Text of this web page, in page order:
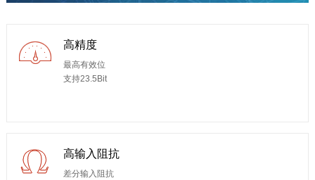
高精度
最高有效位
支持23.5Bit
高输入阻抗
差分输入阻抗